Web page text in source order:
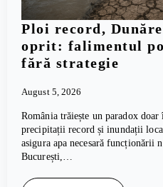
Ploi record,
oprit: falimentul
fără strategie
August 5, 2026
România trăiește un paradox doar
precipitații record și inundații
asigura apa necesară funcționării
București,…